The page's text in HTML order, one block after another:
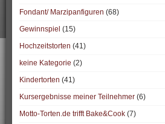
Fondant/ Marzipanfiguren (68)
Gewinnspiel (15)
Hochzeitstorten (41)
keine Kategorie (2)
Kindertorten (41)
Kursergebnisse meiner Teilnehmer (6)
Motto-Torten.de trifft Bake&Cook (7)